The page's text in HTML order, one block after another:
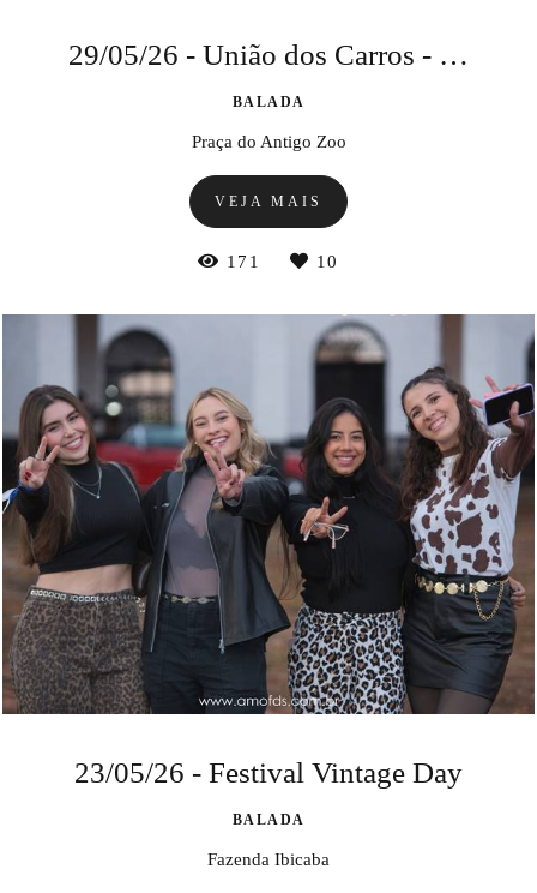
29/05/26 - União dos Carros - Turbo, Rebaixado e Antigo
BALADA
Praça do Antigo Zoo
VEJA MAIS
171 10
23/05/26 - Festival Vintage Day
BALADA
Fazenda Ibicaba